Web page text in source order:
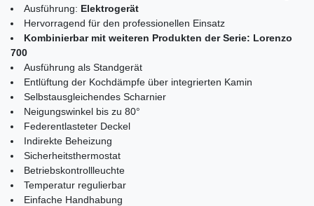
Ausführung: Elektrogerät
Hervorragend für den professionellen Einsatz
Kombinierbar mit weiteren Produkten der Serie: Lorenzo
700
Ausführung als Standgerät
Entlüftung der Kochdämpfe über integrierten Kamin
Selbstausgleichendes Scharnier
Neigungswinkel bis zu 80°
Federentlasteter Deckel
Indirekte Beheizung
Sicherheitsthermostat
Betriebskontrollleuchte
Temperatur regulierbar
Einfache Handhabung